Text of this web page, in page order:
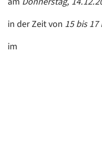
in der Zeit von 15 bis 17
im